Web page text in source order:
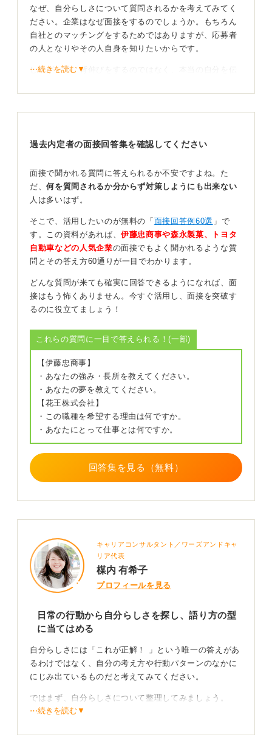
なぜ、自分らしさについて質問されるかを考えてみてく
ださい。企業はなぜ面接をするのでしょうか。もちろん
自社とのマッチングをするためではありますが、応募者
の人となりやその人自身を知りたいからです。
したがって、背伸びをするのではなく、本当の自分を伝
社に求める人材かを判断します。
エピソードを通してあなたの考え方や仕事に対する
姿勢を伝えよう
深掘りは、応募者の人となりを知るためにおこないま
す。思っていた通りの人物であれば納得できますが、何
か違うと感じたらお見送りになる可能性が高いです。
すぐな人がいました。その人はアルバイトのエピソード
から「何事にも真剣に取り組む」という姿勢を伝えてい
ました。
アルバイトなのに考え方や仕事に対する向き合い方が違
うと感じ、入社後も期待できると評価したことを覚えて
います。
0
⋯続きを読む▼
過去内定者の面接回答集を確認してください
面接で聞かれる質問に答えられるか不安ですよね。た
だ、何を質問されるか分からず対策しようにも出来ない
人は多いはず。
そこで、活用したいのが無料の「 面接回答例60選 」で
す。この資料があれば、伊藤忠商事や森永製菓、トヨタ
自動車などの人気企業の面接でもよく聞かれるような質
問とその答え方60通りが一目でわかります。
どんな質問が来ても確実に回答できるようになれば、面
接はもう怖くありません。今すぐ活用し、面接を突破す
るのに役立てましょう！
これらの質問に一目で答えられる！(一部)
【伊藤忠商事】
・あなたの強み・長所を教えてください。
・あなたの夢を教えてください。
【花王株式会社】
・この職種を希望する理由は何ですか。
・あなたにとって仕事とは何ですか。
回答集を見る（無料）
キャリアコンサルタント／ワーズアンドキャ
リア代表
楳内 有希子
プロフィールを見る
日常の行動から自分らしさを探し、語り方の型
に当てはめる
自分らしさには「これが正解！ 」という唯一の答えがあ
るわけではなく、自分の考え方や行動パターンのなかに
にじみ出ているものだと考えてみてください。
ではまず、自分らしさについて整理してみましょう。
⋯続きを読む▼